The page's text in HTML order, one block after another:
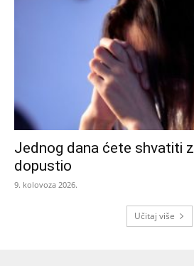
Jednog dana ćete shvatiti
dopustio
9. kolovoza 2026.
Učitaj više